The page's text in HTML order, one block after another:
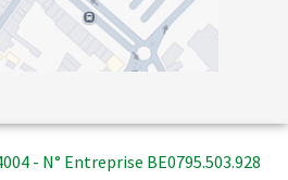
- N° Entreprise BE0795.503.928